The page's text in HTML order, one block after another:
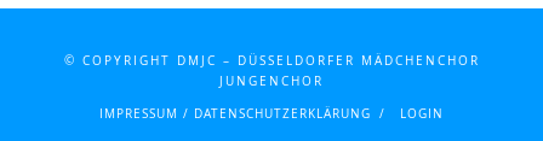
© COPYRIGHT DMJC – DÜSSELDORFER MÄDCHENCHOR
JUNGENCHOR
IMPRESSUM / DATENSCHUTZERKLÄRUNG LOGIN